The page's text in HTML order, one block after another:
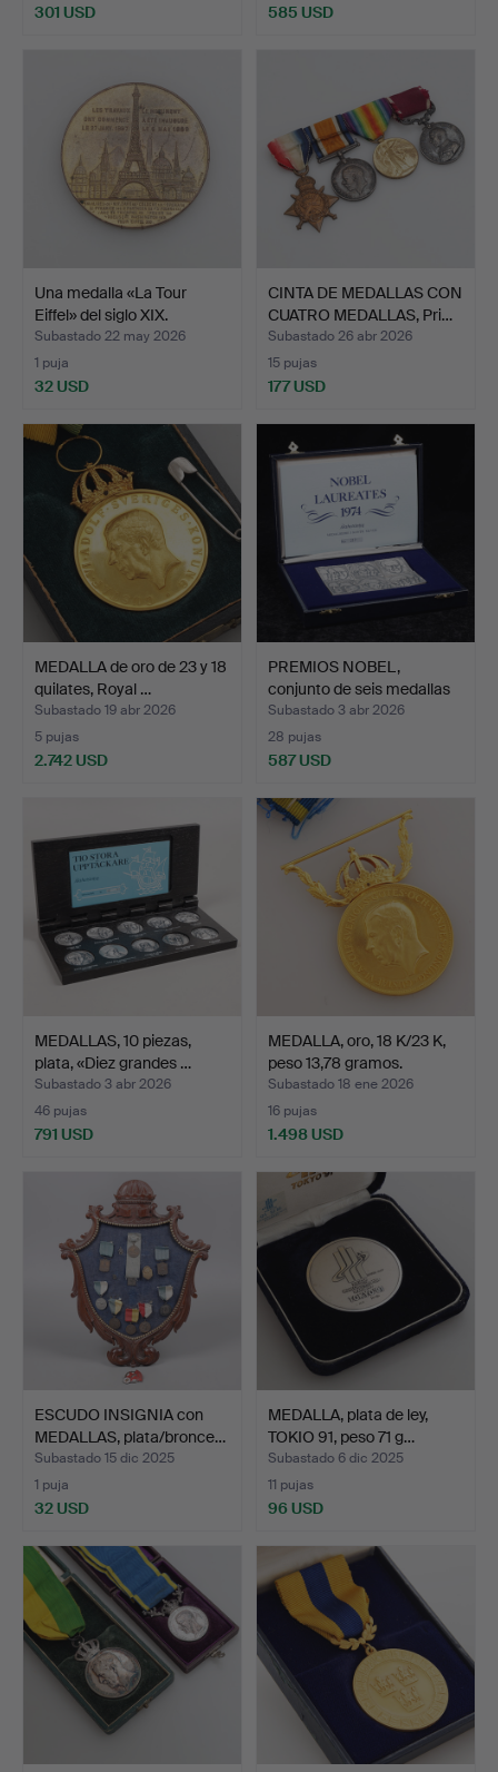
301 USD 585 USD
Una medalla «La Tour
Eiffel» del siglo XIX.
Subastado 22 may 2026
1 puja
32 USD
CINTA DE MEDALLAS CON
CUATRO MEDALLAS, Pri…
Subastado 26 abr 2026
15 pujas
177 USD
MEDALLA de oro de 23 y 18
quilates, Royal …
Subastado 19 abr 2026
5 pujas
2.742 USD
PREMIOS NOBEL,
conjunto de seis medallas
d…
Subastado 3 abr 2026
28 pujas
587 USD
MEDALLAS, 10 piezas,
plata, «Diez grandes …
Subastado 3 abr 2026
46 pujas
791 USD
MEDALLA, oro, 18 K/23 K,
peso 13,78 gramos.
Subastado 18 ene 2026
16 pujas
1.498 USD
ESCUDO INSIGNIA con
MEDALLAS, plata/bronce…
Subastado 15 dic 2025
1 puja
32 USD
MEDALLA, plata de ley,
TOKIO 91, peso 71 g…
Subastado 6 dic 2025
11 pujas
96 USD